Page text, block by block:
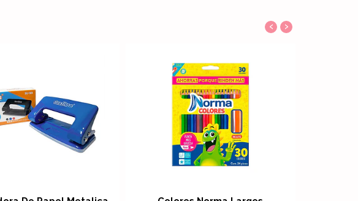
Ver detalles Ver detalles
‹ ›